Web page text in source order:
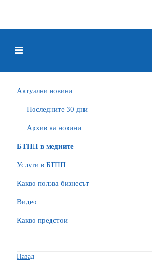
Актуални новини
Последните 30 дни
Архив на новини
БTПП в медиите
Услуги в БТПП
Какво ползва бизнесът
Видео
Какво предстои
Назад